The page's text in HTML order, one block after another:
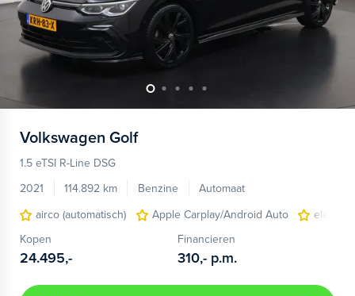
Volkswagen Golf
1.5 eTSI R-Line DSG
2021
114.892 km Benzine
Automaat
airco (automatisch)
Apple Carplay/Android Auto
Kopen
24.495,-
Financieren
310,- p.m.